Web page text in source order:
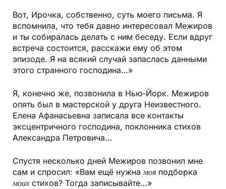
Вот, Ирочка, собственно, суть моего письма. Я
вспомнила, что тебя давно интересовал Межиров
и ты собиралась делать с ним беседу. Если вдруг
встреча состоится, расскажи ему об этом
эпизоде. Я на всякий случай запаслась данными
этого странного господина…»
Я, конечно же, позвонила в Нью-Йорк. Межиров
опять был в мастерской у друга Неизвестного.
Елена Афанасьевна записала все контакты
эксцентричного господина, поклонника стихов
Александра Петровича…
Спустя несколько дней Межиров позвонил мне
сам и спросил: «Вам ещё нужнамоя подборка
моих стихов? Тогда записывайте…»